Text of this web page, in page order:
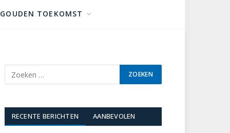
GOUDEN TOEKOMST
RECENTE BERICHTEN AANBEVOLEN